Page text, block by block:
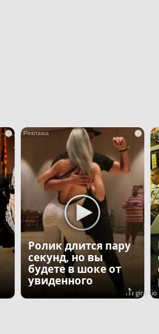
i i
Ролик длится пару
секунд, но вы
будете в шоке от
увиденного